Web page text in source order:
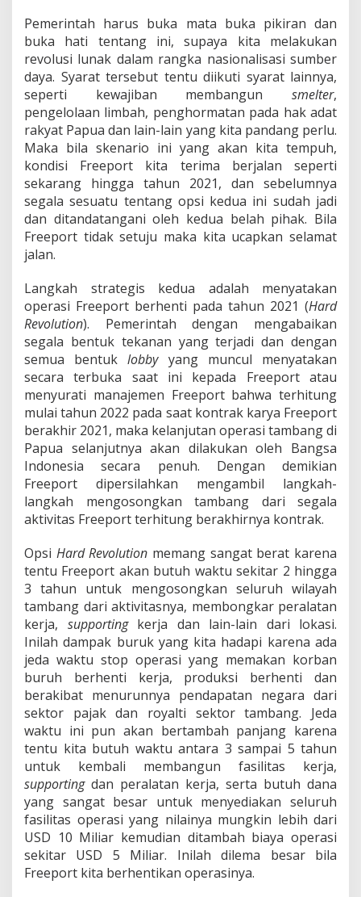
Pemerintah harus buka mata buka pikiran dan
buka hati tentang ini, supaya kita melakukan
revolusi lunak dalam rangka nasionalisasi sumber
daya. Syarat tersebut tentu diikuti syarat lainnya,
seperti kewajiban membangun smelter,
pengelolaan limbah, penghormatan pada hak adat
rakyat Papua dan lain-lain yang kita pandang perlu.
Maka bila skenario ini yang akan kita tempuh,
kondisi Freeport kita terima berjalan seperti
sekarang hingga tahun 2021, dan sebelumnya
segala sesuatu tentang opsi kedua ini sudah jadi
dan ditandatangani oleh kedua belah pihak. Bila
Freeport tidak setuju maka kita ucapkan selamat
jalan.
Langkah strategis kedua adalah menyatakan
operasi Freeport berhenti pada tahun 2021 (Hard
Revolution). Pemerintah dengan mengabaikan
segala bentuk tekanan yang terjadi dan dengan
semua bentuklobbyyang muncul menyatakan
secara terbuka saat ini kepada Freeport atau
menyurati manajemen Freeport bahwa terhitung
mulai tahun 2022 pada saat kontrak karya Freeport
berakhir 2021, maka kelanjutan operasi tambang di
Papua selanjutnya akan dilakukan oleh Bangsa
Indonesia secara penuh. Dengan demikian
Freeport dipersilahkan mengambil langkah-
langkah mengosongkan tambang dari segala
aktivitas Freeport terhitung berakhirnya kontrak.
Opsi Hard Revolution memang sangat berat karena
tentu Freeport akan butuh waktu sekitar 2 hingga
3 tahun untuk mengosongkan seluruh wilayah
tambang dari aktivitasnya, membongkar peralatan
kerja, supportingkerja dan lain-lain dari lokasi.
Inilah dampak buruk yang kita hadapi karena ada
jeda waktu stop operasi yang memakan korban
buruh berhenti kerja, produksi berhenti dan
berakibat menurunnya pendapatan negara dari
sektor pajak dan royalti sektor tambang. Jeda
waktu ini pun akan bertambah panjang karena
tentu kita butuh waktu antara 3 sampai 5 tahun
untuk kembali membangun fasilitas kerja,
supportingdan peralatan kerja, serta butuh dana
yang sangat besar untuk menyediakan seluruh
fasilitas operasi yang nilainya mungkin lebih dari
USD 10 Miliar kemudian ditambah biaya operasi
sekitar USD 5 Miliar. Inilah dilema besar bila
Freeport kita berhentikan operasinya.